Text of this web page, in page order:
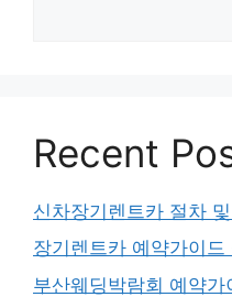
Recent
신차장기렌트카 절차
장기렌트카 예약가이드
부산웨딩박람회 예약가